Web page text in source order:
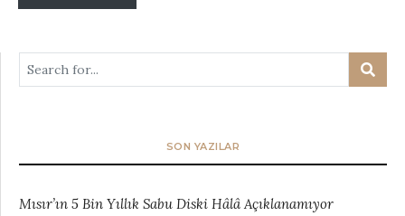
SON YAZILAR
Mısır’ın 5 Bin Yıllık Sabu Diski Hâlâ Açıklanamıyor